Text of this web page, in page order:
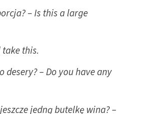
– Is this a large
take this.
desery? – Do you have any
jedną butelkę wina? –